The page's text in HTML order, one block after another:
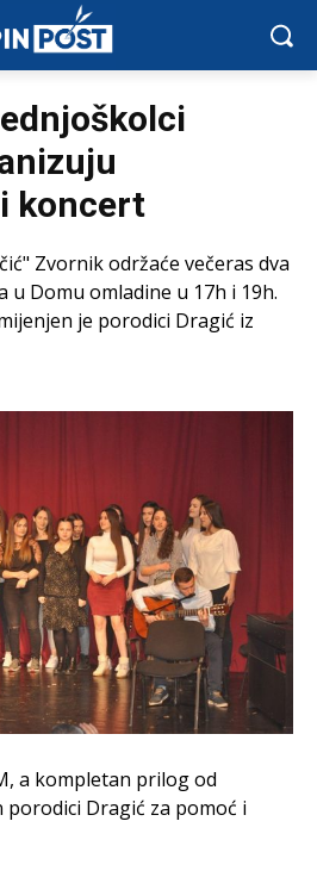
koncert
Zvornik održaće večeras dva
Domu omladine u 17h i 19h.
je porodici Dragić iz
a kompletan prilog od
porodici Dragić za pomoć i